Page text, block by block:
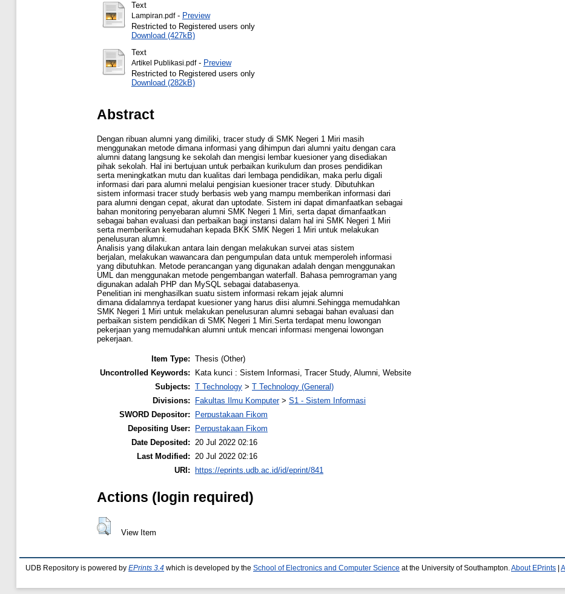
Text
Lampiran.pdf- Preview
Restricted to Registered users only
Download (427kB)
Text
Artikel Publikasi.pdf- Preview
Restricted to Registered users only
Download (282kB)
Abstract
Dengan ribuan alumni yang dimiliki, tracer study di SMK Negeri 1 Miri masih
menggunakan metode dimana informasi yang dihimpun dari alumni yaitu dengan cara
alumni datang langsung ke sekolah dan mengisi lembar kuesioner yang disediakan
pihak sekolah. Hal ini bertujuan untuk perbaikan kurikulum dan proses pendidikan
serta meningkatkan mutu dan kualitas dari lembaga pendidikan, maka perlu digali
informasi dari para alumni melalui pengisian kuesioner tracer study. Dibutuhkan
sistem informasi tracer study berbasis web yang mampu memberikan informasi dari
para alumni dengan cepat, akurat dan uptodate. Sistem ini dapat dimanfaatkan sebagai
bahan monitoring penyebaran alumni SMK Negeri 1 Miri, serta dapat dimanfaatkan
sebagai bahan evaluasi dan perbaikan bagi instansi dalam hal ini SMK Negeri 1 Miri
serta memberikan kemudahan kepada BKK SMK Negeri 1 Miri untuk melakukan
penelusuran alumni.
Analisis yang dilakukan antara lain dengan melakukan survei atas sistem
berjalan, melakukan wawancara dan pengumpulan data untuk memperoleh informasi
yang dibutuhkan. Metode perancangan yang digunakan adalah dengan menggunakan
UML dan menggunakan metode pengembangan waterfall. Bahasa pemrograman yang
digunakan adalah PHP dan MySQL sebagai databasenya.
Penelitian ini menghasilkan suatu sistem informasi rekam jejak alumni
dimana didalamnya terdapat kuesioner yang harus diisi alumni.Sehingga memudahkan
SMK Negeri 1 Miri untuk melakukan penelusuran alumni sebagai bahan evaluasi dan
perbaikan sistem pendidikan di SMK Negeri 1 Miri.Serta terdapat menu lowongan
pekerjaan yang memudahkan alumni untuk mencari informasi mengenai lowongan
pekerjaan.
Item Type: Thesis (Other)
Uncontrolled Keywords:
Kata kunci : Sistem Informasi, Tracer Study, Alumni, Website
Subjects: T Technology > T Technology (General)
Divisions:
Fakultas Ilmu Komputer> S1 - Sistem Informasi
SWORD Depositor:
Perpustakaan Fikom
Depositing User:
Perpustakaan Fikom
Date Deposited:
20 Jul 2022 02:16
Last Modified:
20 Jul 2022 02:16
URI:
https://eprints.udb.ac.id/id/eprint/841
Actions (login required)
View Item
UDB Repository is powered by EPrints 3.4 which is developed by the School of Electronics and Computer Science at the University of Southampton. About EPrints